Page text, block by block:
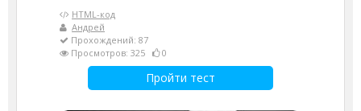
HTML-код
Андрей
Прохождений: 87
Просмотров: 325
0
Пройти тест